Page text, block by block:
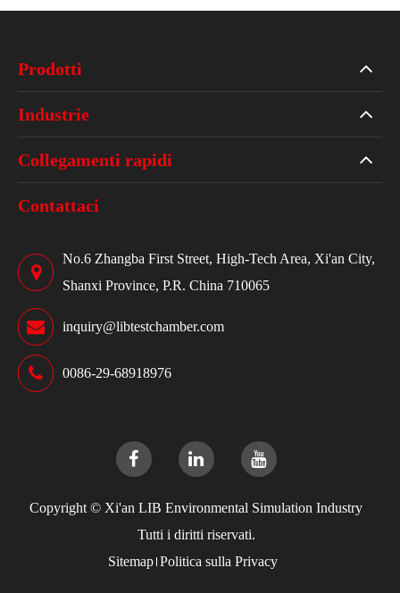
Prodotti
Industrie
Collegamenti rapidi
Contattaci
No.6 Zhangba First Street, High-Tech Area, Xi'an City,
Shanxi Province, P.R. China 710065
inquiry@libtestchamber.com
0086-29-68918976
Copyright © Xi'an LIB Environmental Simulation Industry
Tutti i diritti riservati.
Sitemap Politica sulla Privacy